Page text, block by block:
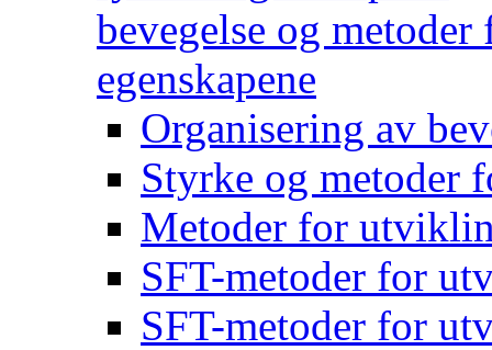
bevegelse og
egenskapene
Organisering av
Styrke og metoder
Metoder for
SFT-metoder for
SFT-metoder for